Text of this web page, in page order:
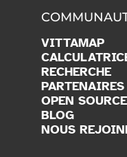
VITTAMAP
RECHERCHE
PARTENAIRES
OPEN SOURCE
BLOG
NOUS